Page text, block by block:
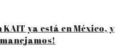
KAIT ya está en México, y